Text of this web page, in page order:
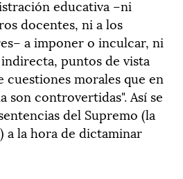
educativa –ni
docentes, ni a los
a imponer o inculcar, ni
puntos de vista
cuestiones morales que en
son controvertidas". Así se
del Supremo (la
a la hora de dictaminar